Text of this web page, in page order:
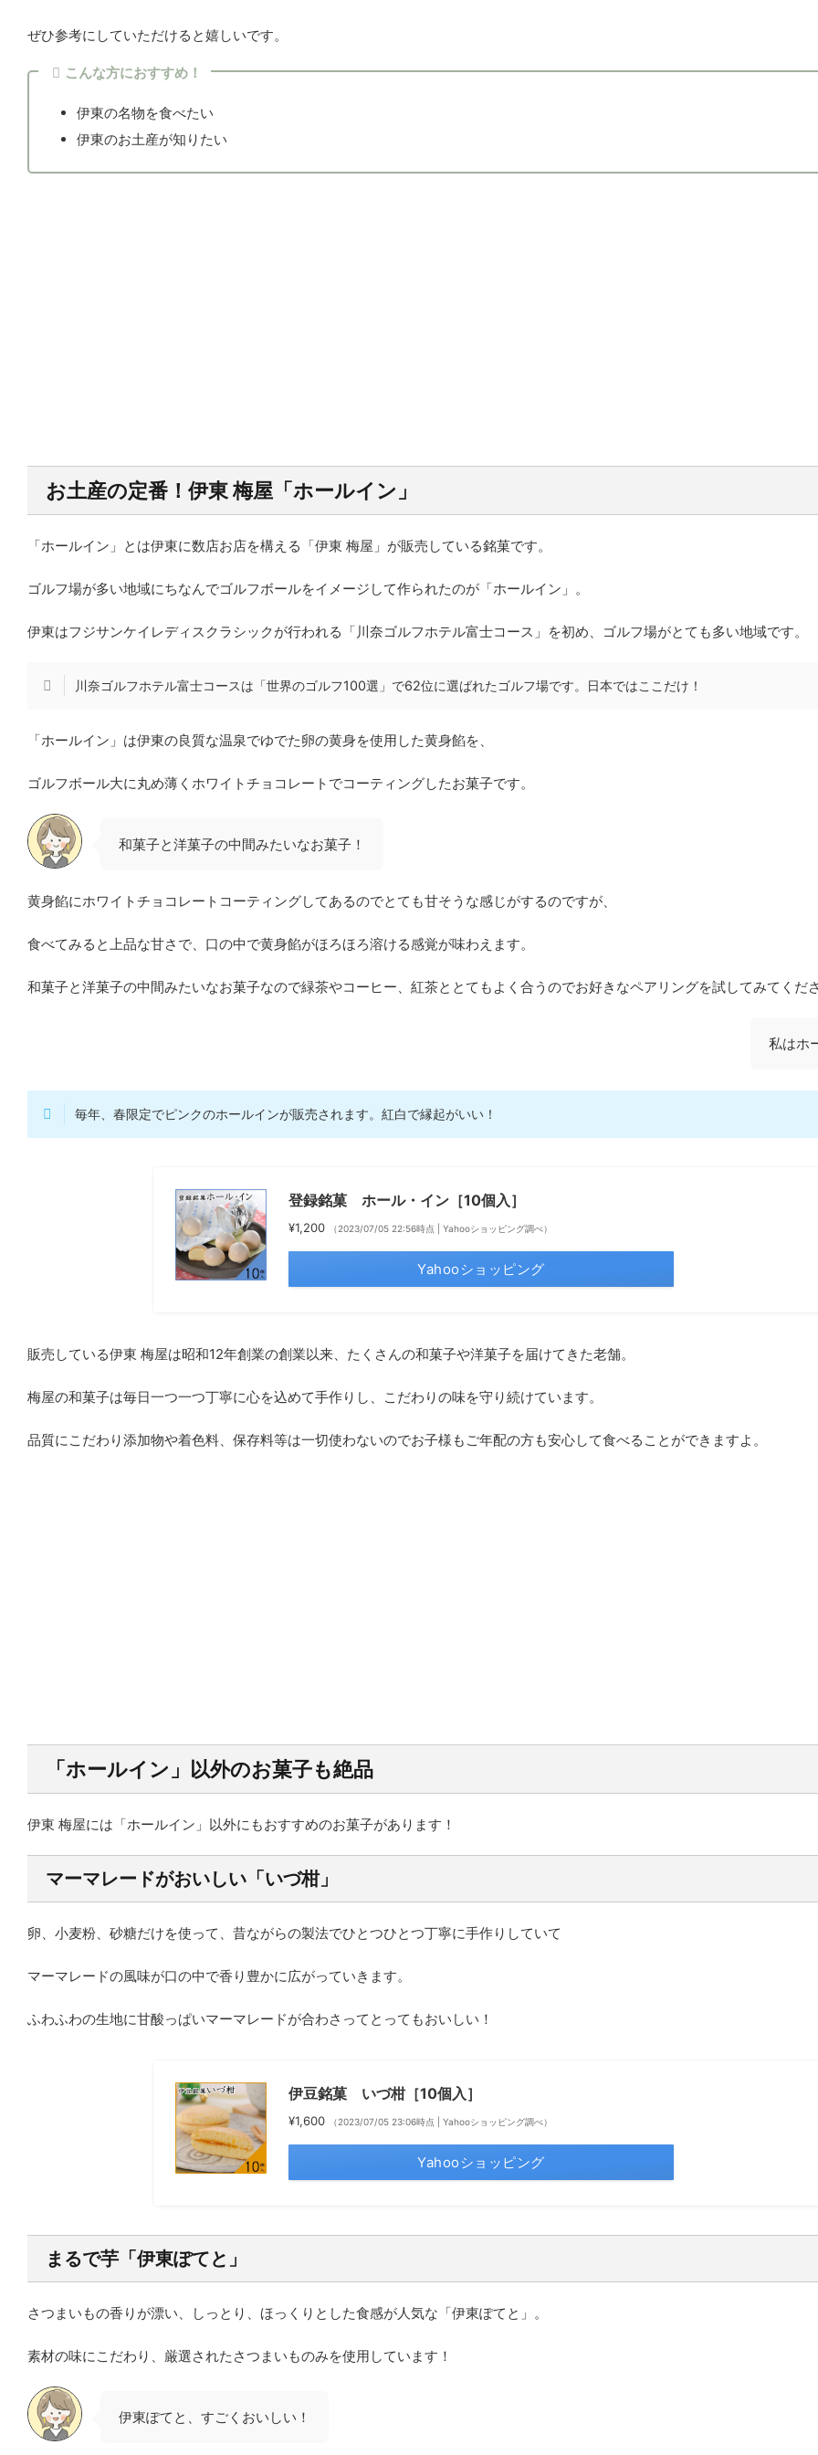
ぜひ参考にしていただけると嬉しいです。
こんな方におすすめ！
伊東の名物を食べたい
伊東のお土産が知りたい
お土産の定番！伊東 梅屋「ホールイン」
「ホールイン」とは伊東に数店お店を構える「伊東 梅屋」が販売している銘菓です。
ゴルフ場が多い地域にちなんでゴルフボールをイメージして作られたのが「ホールイン」。
伊東はフジサンケイレディスクラシックが行われる「川奈ゴルフホテル富士コース」を初め、ゴルフ場がとても多い地域です。
川奈ゴルフホテル富士コースは「世界のゴルフ100選」で62位に選ばれたゴルフ場です。日本ではここだけ！
「ホールイン」は伊東の良質な温泉でゆでた卵の黄身を使用した黄身餡を、
ゴルフボール大に丸め薄くホワイトチョコレートでコーティングしたお菓子です。
和菓子と洋菓子の中間みたいなお菓子！
黄身餡にホワイトチョコレートコーティングしてあるのでとても甘そうな感じがするのですが、
食べてみると上品な甘さで、口の中で黄身餡がほろほろ溶ける感覚が味わえます。
和菓子と洋菓子の中間みたいなお菓子なので緑茶やコーヒー、紅茶ととてもよく合うのでお好きなペアリングを試してみてくだ
私はホ
毎年、春限定でピンクのホールインが販売されます。紅白で縁起がいい！
登録銘菓 ホール・イン［10個入］
¥1,200 （2023/07/05 22:56時点 | Yahooショッピング調べ）
Yahooショッピング
販売している伊東 梅屋は昭和12年創業の創業以来、たくさんの和菓子や洋菓子を届けてきた老舗。
梅屋の和菓子は毎日一つ一つ丁寧に心を込めて手作りし、こだわりの味を守り続けています。
品質にこだわり添加物や着色料、保存料等は一切使わないのでお子様もご年配の方も安心して食べることができますよ。
「ホールイン」以外のお菓子も絶品
伊東 梅屋には「ホールイン」以外にもおすすめのお菓子があります！
マーマレードがおいしい「いづ柑」
卵、小麦粉、砂糖だけを使って、昔ながらの製法でひとつひとつ丁寧に手作りしていて
マーマレードの風味が口の中で香り豊かに広がっていきます。
ふわふわの生地に甘酸っぱいマーマレードが合わさってとってもおいしい！
伊豆銘菓 いづ柑［10個入］
¥1,600 （2023/07/05 23:06時点 | Yahooショッピング調べ）
Yahooショッピング
まるで芋「伊東ぽてと」
さつまいもの香りが漂い、しっとり、ほっくりとした食感が人気な「伊東ぽてと」。
素材の味にこだわり、厳選されたさつまいものみを使用しています！
伊東ぽてと、すごくおいしい！